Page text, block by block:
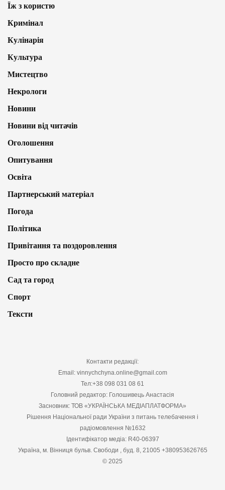
Їж з користю
Кримінал
Кулінарія
Культура
Мистецтво
Некрологи
Новини
Новини від читачів
Оголошення
Опитування
Освіта
Партнерський матеріал
Погода
Політика
Привітання та поздоровлення
Просто про складне
Сад та город
Спорт
Тексти
Контакти редакції:
Email: vinnychchyna.online@gmail.com
Тел:+38 098 031 08 61
Головний редактор: Голошивець Анастасія
Засновник: ТОВ «УКРАЇНСЬКА МЕДІАПЛАТФОРМА»
Рішення Національної ради України з питань телебачення і
радіомовлення №1632
Ідентифікатор медіа: R40-06397
Україна, м. Вінниця бульв. Свободи , буд. 8, 21005 +380953626765
© 2025